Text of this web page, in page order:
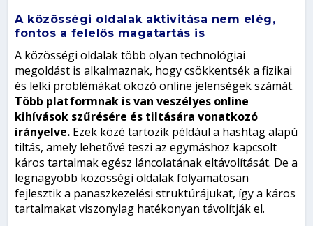
A közösségi oldalak aktivitása nem elég,
fontos a felelős magatartás is
A közösségi oldalak több olyan technológiai
megoldást is alkalmaznak, hogy csökkentsék a fizikai
és lelki problémákat okozó online jelenségek számát.
Több platformnak is van veszélyes online
kihívások szűrésére és tiltására vonatkozó
irányelve. Ezek közé tartozik például a hashtag alapú
tiltás, amely lehetővé teszi az egymáshoz kapcsolt
káros tartalmak egész láncolatának eltávolítását. De a
legnagyobb közösségi oldalak folyamatosan
fejlesztik a panaszkezelési struktúrájukat, így a káros
tartalmakat viszonylag hatékonyan távolítják el.